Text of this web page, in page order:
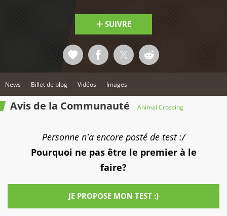
SUIVRE
News Billet de blog Vidéos Images
Avis de la Communauté Animal Crossing
Personne n'a encore posté de test :/
Pourquoi ne pas être le premier à le
faire?
JE PROPOSE MON TEST :)